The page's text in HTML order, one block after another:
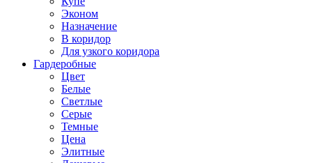
Эконом
Назначение
В коридор
Для узкого коридора
Гардеробные
Цвет
Белые
Светлые
Серые
Темные
Цена
Элитные